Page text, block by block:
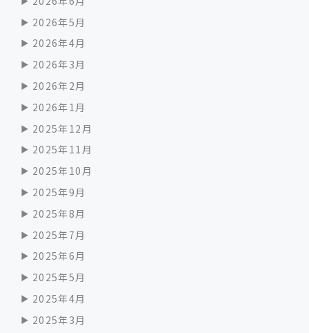
2026年5月
2026年4月
2026年3月
2026年2月
2026年1月
2025年12月
2025年11月
2025年10月
2025年9月
2025年8月
2025年7月
2025年6月
2025年5月
2025年4月
2025年3月